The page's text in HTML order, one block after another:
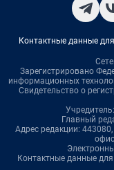
Контактные данные
Зарегистрировано
информационных
Свидетельство о
Главный
Адрес редакции:
Контактные данные